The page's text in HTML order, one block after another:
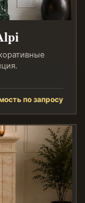
по запросу